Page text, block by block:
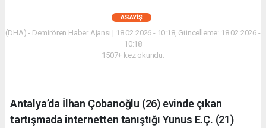
ASAYIŞ
(DHA) - Demirören Haber Ajansı | 18.02.2026 - 10:18, Güncelleme: 18.02.2026 -
10:18
1507+ kez okundu.
Antalya’da İlhan Çobanoğlu (26) evinde çıkan
tartışmada internetten tanıştığı Yunus E.Ç. (21)